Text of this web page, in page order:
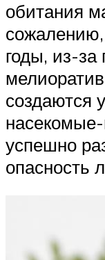
обитания
годы, из-
создаются
успешно
опасность